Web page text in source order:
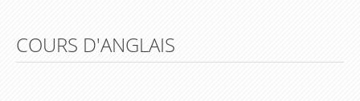
Lesson 29 – How long have you studied French ?
Lesson 30 – You’ve already been a big champion,
COURS D'ANGLAIS